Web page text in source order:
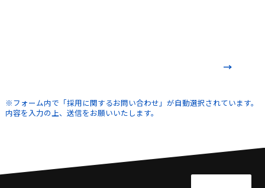
※フォーム内で「採用に関するお問い合わせ」が自動選択されています。
内容を入力の上、送信をお願いいたします。